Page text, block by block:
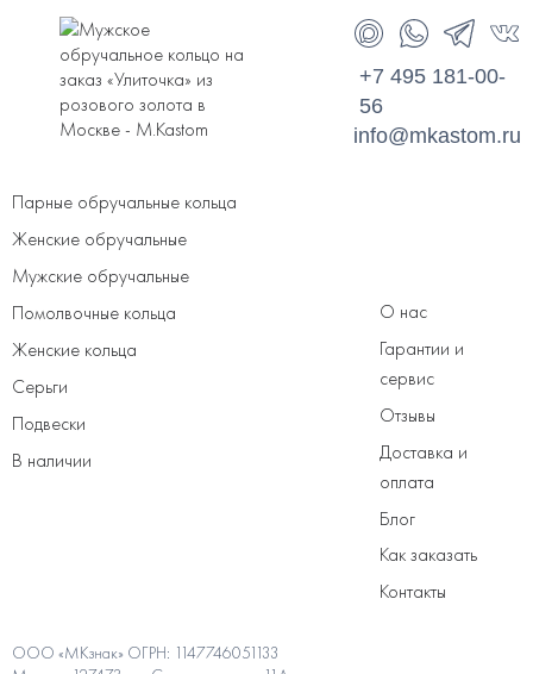
ООО «МКзнак» ОГРН: 1147746051133
Парные обручальные кольца
Женские обручальные
Мужские обручальные
Помолвочные кольца
Женские кольца
Серьги
Подвески
В наличии
О нас
Гарантии и
сервис
Отзывы
Доставка и
оплата
Блог
Как заказать
Контакты
+7 495 181-00-
56
info@mkastom.ru